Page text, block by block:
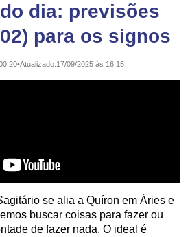
dia: previsões
para os signos
•Atualizado:17/09/2025 às 16:15
se alia a Quíron em Áries e
buscar coisas para fazer ou
de fazer nada. O ideal é